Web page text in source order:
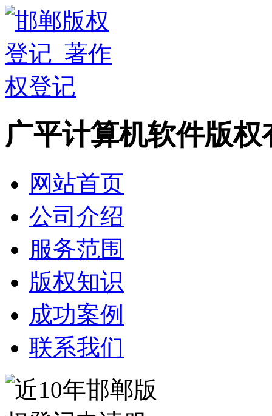
广平计算机软件版权
网站首页
公司介绍
服务范围
版权知识
成功案例
联系我们